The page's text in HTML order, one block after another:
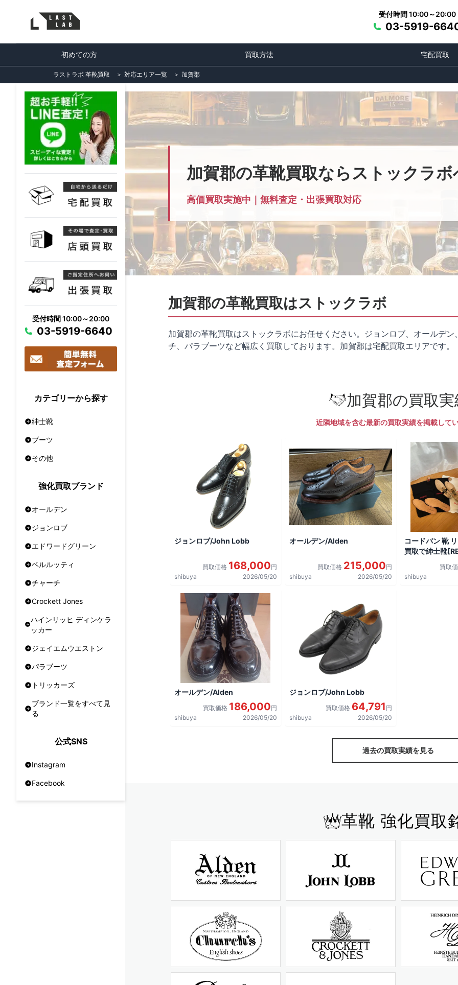
受付時間 10:00～20:00
03-5919-
初めての方 買取方法 宅配買取
ラストラボ 革靴買取 ＞ 対応エリア一覧 ＞ 加賀郡
受付時間 10:00～20:00
03-5919-6640
カテゴリーから探す
紳士靴
ブーツ
その他
強化買取ブランド
オールデン
ジョンロブ
エドワードグリーン
ベルルッティ
チャーチ
Crockett Jones
ハインリッヒ ディンケラ
ッカー
ジェイエムウエストン
パラブーツ
トリッカーズ
ブランド一覧をすべて見
る
公式SNS
Instagram
Facebook
加賀郡の革靴買取ならストックラボ
高価買取実施中｜無料査定・出張買取対応
加賀郡の革靴買取はストックラボ
加賀郡の革靴買取はストックラボにお任せください。ジョンロブ、オールデ
チ、パラブーツなど幅広く買取しております。加賀郡は宅配買取エリアです。
加賀郡の買取
近隣地域を含む最新の買取実績を掲載して
ジョンロブ/John Lobb
買取価格 168,000円
shibuya
2026/05/20
オールデン/Alden
買取価格 215,000円
shibuya
2026/05/20
コードバン 靴
買取で紳士靴
買取
shibuya
オールデン/Alden
買取価格 186,000円
shibuya
2026/05/20
ジョンロブ/John Lobb
買取価格 64,791 円
shibuya
2026/05/20
過去の買取実績を見る
革靴 強化買取